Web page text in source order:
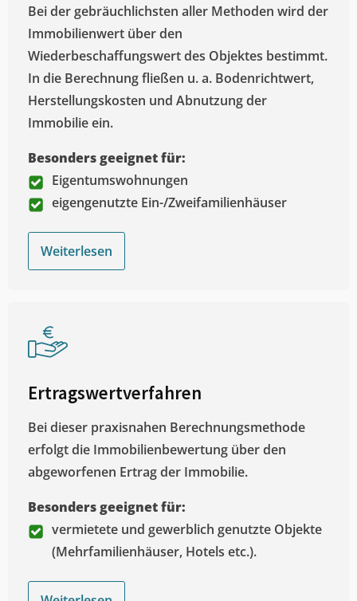
Bei der gebräuchlichsten aller Methoden wird der
Immobilienwert über den
Wiederbeschaffungswert des Objektes bestimmt.
In die Berechnung fließen u. a. Bodenrichtwert,
Herstellungskosten und Abnutzung der
Immobilie ein.
Besonders geeignet für:
Eigentumswohnungen
eigengenutzte Ein-/Zweifamilienhäuser
Weiterlesen
Ertragswertverfahren
Bei dieser praxisnahen Berechnungsmethode
erfolgt die Immobilienbewertung über den
abgeworfenen Ertrag der Immobilie.
Besonders geeignet für:
vermietete und gewerblich genutzte Objekte
(Mehrfamilienhäuser, Hotels etc.).